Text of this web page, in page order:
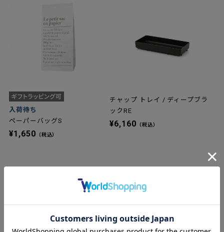
入荷待ち
ペーパーバッグS
¥1,650 （税込）
チャップ トレイ / ディープブラ
ックRE
¥6,160 （税込）